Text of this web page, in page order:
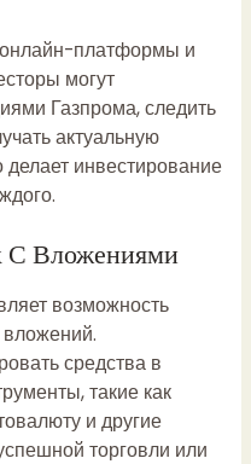
онлайн-платформы и
могут
Газпрома, следить
актуальную
инвестирование
С Вложениями
возможность
вложений.
средства в
такие как
и другие
торговли или